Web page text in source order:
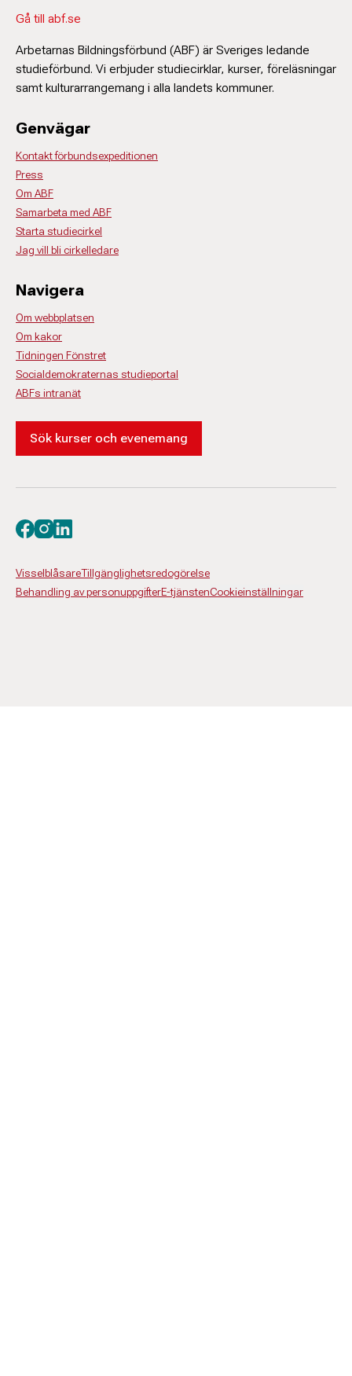
Gå till abf.se
Arbetarnas Bildningsförbund (ABF) är Sveriges ledande
studieförbund. Vi erbjuder studiecirklar, kurser, föreläsningar
samt kulturarrangemang i alla landets kommuner.
Genvägar
Kontakt förbundsexpeditionen
Press
Om ABF
Samarbeta med ABF
Starta studiecirkel
Jag vill bli cirkelledare
Navigera
Om webbplatsen
Om kakor
Tidningen Fönstret
Socialdemokraternas studieportal
ABFs intranät
Sök kurser och evenemang
VisselblåsareTillgänglighetsredogörelse
Behandling av personuppgifterE-tjänstenCookieinställningar
Besök oss på facebook
Besök oss på instagram
Besök oss på linkedin